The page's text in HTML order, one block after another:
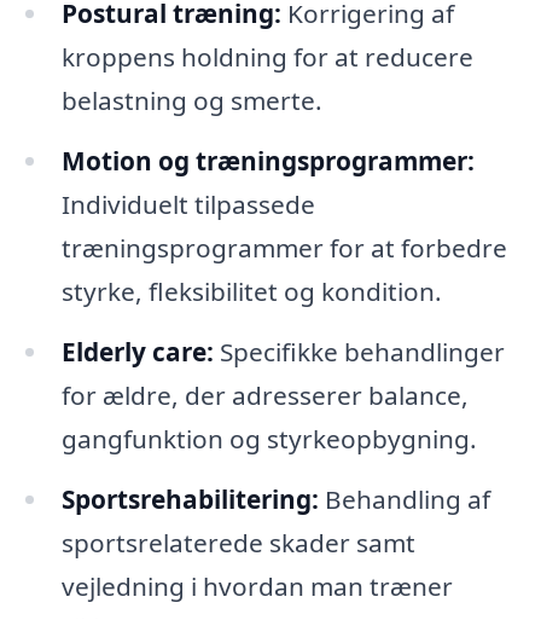
Postural træning: Korrigering af
kroppens holdning for at reducere
belastning og smerte.
Motion og træningsprogrammer:
Individuelt tilpassede
træningsprogrammer for at forbedre
styrke, fleksibilitet og kondition.
Elderly care: Specifikke behandlinger
for ældre, der adresserer balance,
gangfunktion og styrkeopbygning.
Sportsrehabilitering: Behandling af
sportsrelaterede skader samt
vejledning i hvordan man træner